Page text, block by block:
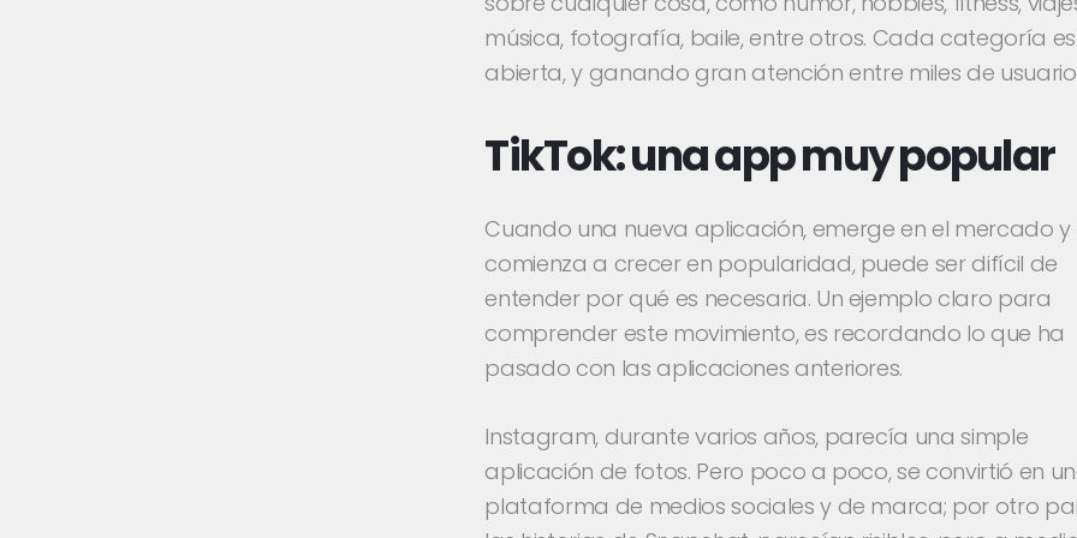
música, fotografía, baile, entre otros. Cada categoría
abierta, y ganando gran atención entre miles de
TikTok: una app muy popular
Cuando una nueva aplicación, emerge en el mercado y
comienza a crecer en popularidad, puede ser difícil de
entender por qué es necesaria. Un ejemplo claro para
comprender este movimiento, es recordando lo que ha
pasado con las aplicaciones anteriores.
Instagram, durante varios años, parecía una simple
aplicación de fotos. Pero poco a poco, se convirtió en
plataforma de medios sociales y de marca; por otro